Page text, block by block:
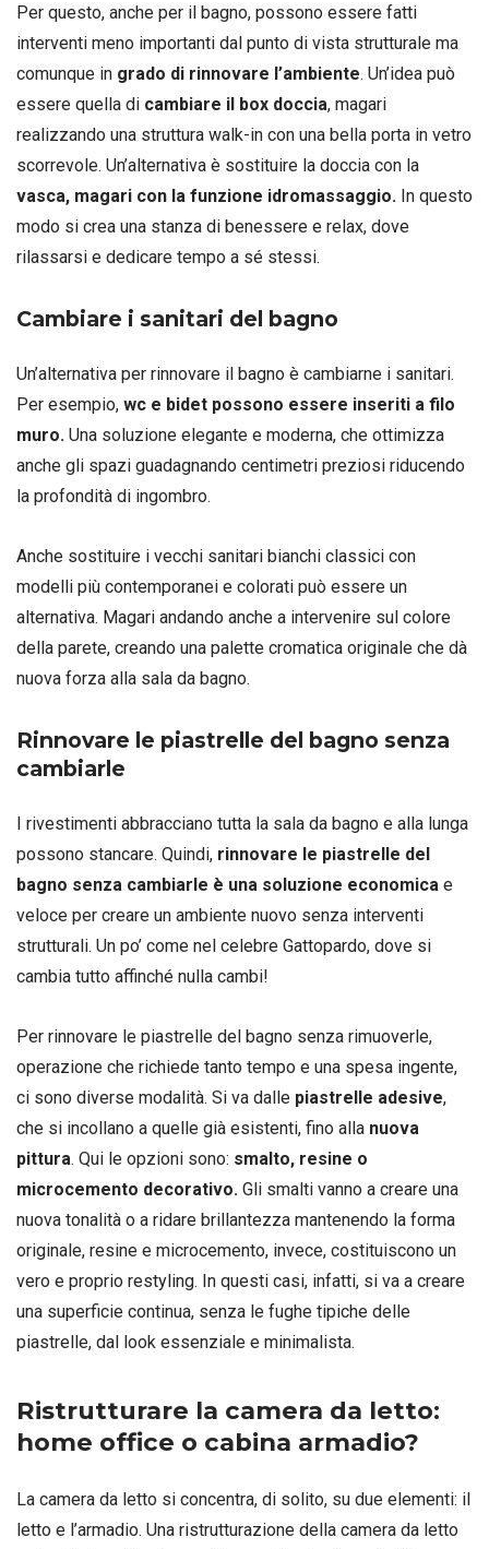
Per questo, anche per il bagno, possono essere fatti
interventi meno importanti dal punto di vista strutturale ma
comunque in grado di rinnovare l’ambiente. Un’idea può
essere quella di cambiare il box doccia, magari
realizzando una struttura walk-in con una bella porta in vetro
scorrevole. Un’alternativa è sostituire la doccia con la
vasca, magari con la funzione idromassaggio. In questo
modo si crea una stanza di benessere e relax, dove
rilassarsi e dedicare tempo a sé stessi.
Cambiare i sanitari del bagno
Un’alternativa per rinnovare il bagno è cambiarne i sanitari.
Per esempio, wc e bidet possono essere inseriti a filo
muro. Una soluzione elegante e moderna, che ottimizza
anche gli spazi guadagnando centimetri preziosi riducendo
la profondità di ingombro.
Anche sostituire i vecchi sanitari bianchi classici con
modelli più contemporanei e colorati può essere un
alternativa. Magari andando anche a intervenire sul colore
della parete, creando una palette cromatica originale che dà
nuova forza alla sala da bagno.
Rinnovare le piastrelle del bagno senza
cambiarle
I rivestimenti abbracciano tutta la sala da bagno e alla lunga
possono stancare. Quindi, rinnovare le piastrelle del
bagno senza cambiarle è una soluzione economica e
veloce per creare un ambiente nuovo senza interventi
strutturali. Un po’ come nel celebre Gattopardo, dove si
cambia tutto affinché nulla cambi!
Per rinnovare le piastrelle del bagno senza rimuoverle,
operazione che richiede tanto tempo e una spesa ingente,
ci sono diverse modalità. Si va dalle piastrelle adesive,
che si incollano a quelle già esistenti, fino alla nuova
pittura. Qui le opzioni sono: smalto, resine o
microcemento decorativo. Gli smalti vanno a creare una
nuova tonalità o a ridare brillantezza mantenendo la forma
originale, resine e microcemento, invece, costituiscono un
vero e proprio restyling. In questi casi, infatti, si va a creare
una superficie continua, senza le fughe tipiche delle
piastrelle, dal look essenziale e minimalista.
Ristrutturare la camera da letto:
home office o cabina armadio?
La camera da letto si concentra, di solito, su due elementi: il
letto e l’armadio. Una ristrutturazione della camera da letto